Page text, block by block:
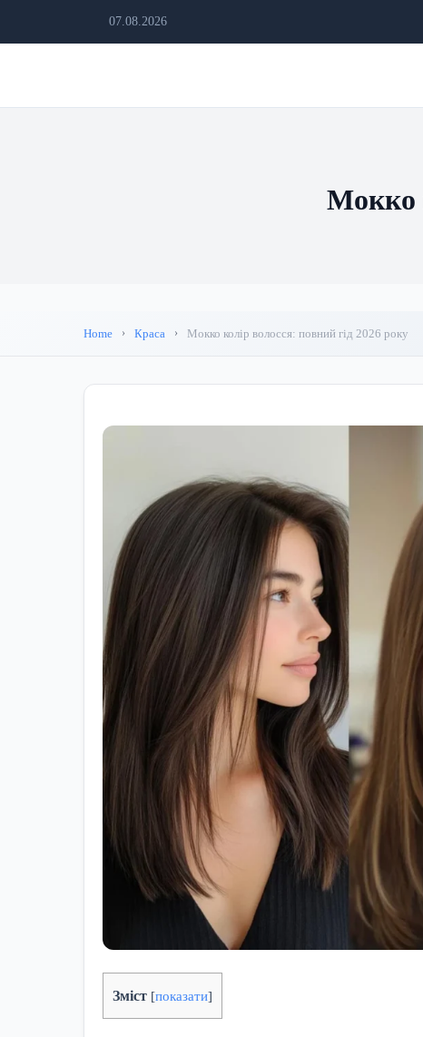
07.08.2026
Мокко
Home Краса Мокко колір волосся: повний гід 2026 року
Зміст [показати]